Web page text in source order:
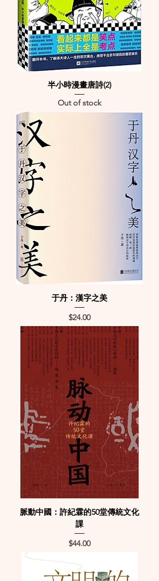
半小時漫畫唐詩(2)
Out of stock
于丹：漢字之美
Price
$24.00
脈動中國：許紀霖的50堂傳統文化
課
Price
$44.00